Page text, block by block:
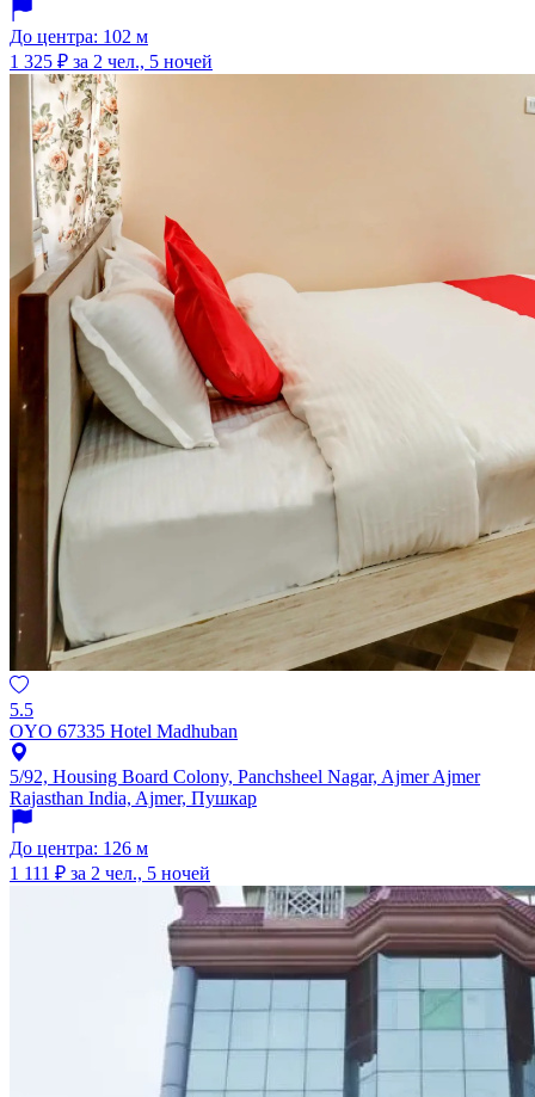
До центра: 102 м
1 325 ₽ за 2 чел., 5 ночей
5.5
OYO 67335 Hotel Madhuban
5/92, Housing Board Colony, Panchsheel Nagar, Ajmer Ajmer
Rajasthan India, Ajmer, Пушкар
До центра: 126 м
1 111 ₽ за 2 чел., 5 ночей